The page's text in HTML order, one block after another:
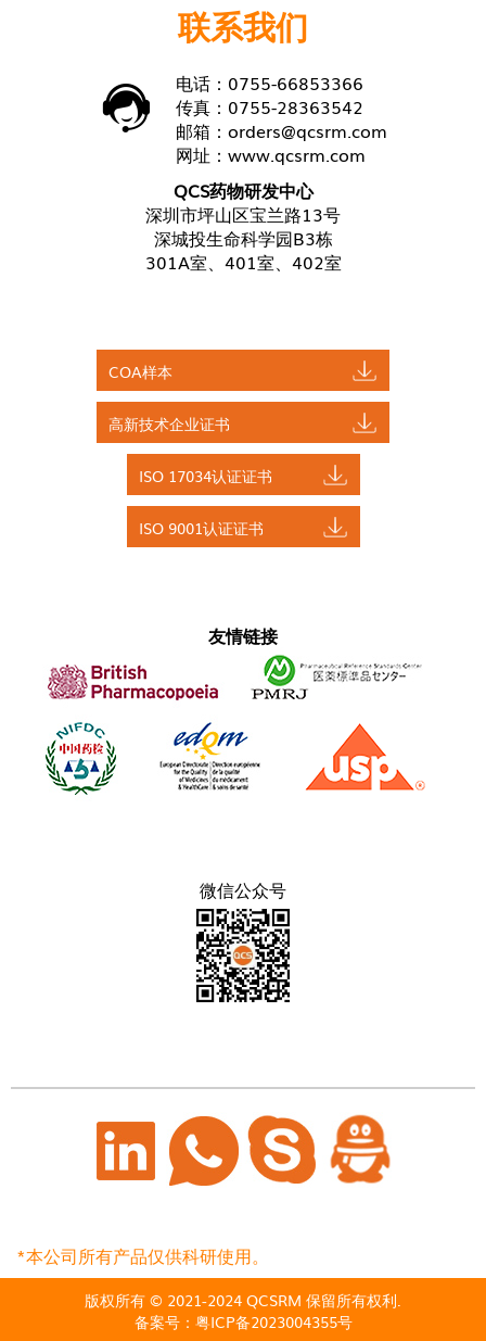
联系我们
电话：0755-66853366
传真：0755-28363542
邮箱： orders@qcsrm.com
网址： www.qcsrm.com
QCS药物研发中心
深圳市坪山区宝兰路13号
深城投生命科学园B3栋
301A室、401室、402室
COA样本
高新技术企业证书
ISO 17034认证证书
ISO 9001认证证书
友情链接
微信公众号
*本公司所有产品仅供科研使用。
版权所有 © 2021-2024 QCSRM 保留所有权利.
备案号： 粤ICP备2023004355号